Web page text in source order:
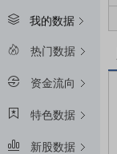
我的数据
热门数据
资金流向
特色数据
新股数据